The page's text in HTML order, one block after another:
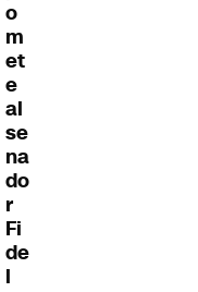
o
m
et
e
al
se
na
do
r
Fi
de
l